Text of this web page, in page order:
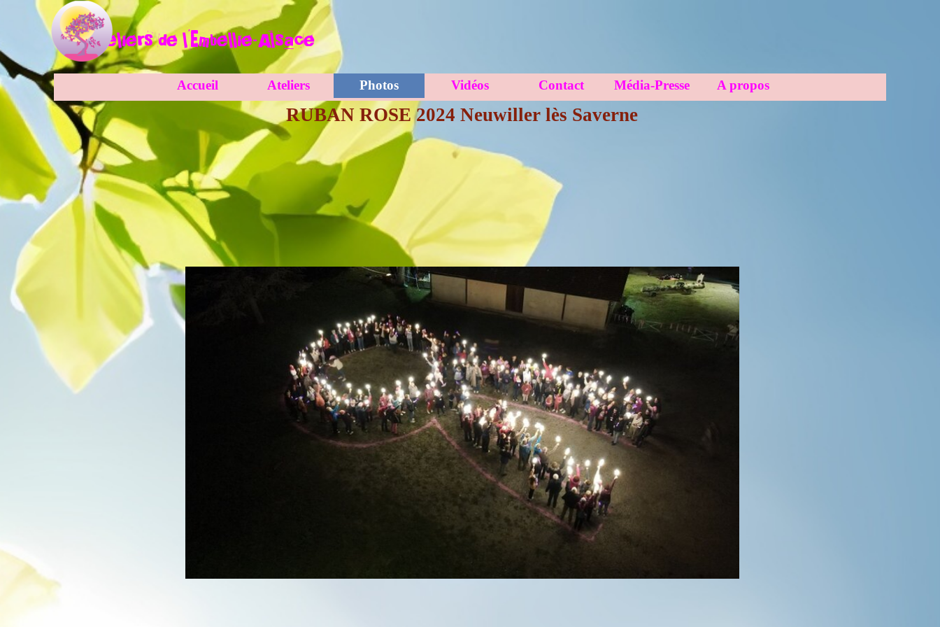
Aller au contenu
Ateliersde l'Embellie-Alsace
Sauter le menu
Accueil Ateliers Photos ▼
Vidéos ▼
Contact Média-Presse A propos
RUBAN ROSE 2024 Neuwiller lès Saverne